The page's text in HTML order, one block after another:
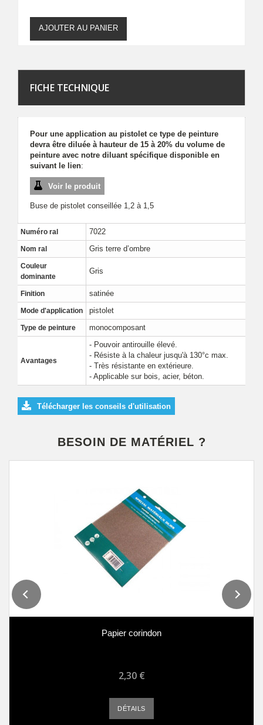
AJOUTER AU PANIER
FICHE TECHNIQUE
Pour une application au pistolet ce type de peinture
devra être diluée à hauteur de 15 à 20% du volume de
peinture avec notre diluant spécifique disponible en
suivant le lien:
Voir le produit
Buse de pistolet conseillée 1,2 à 1,5
Numéro ral 7022
Nom ral Gris terre d’ombre
Couleur
dominante
Gris
Finition satinée
Mode d'application pistolet
Type de peinture monocomposant
Avantages
- Pouvoir antirouille élevé.
- Résiste à la chaleur jusqu'à 130°c max.
- Très résistante en extérieure.
- Applicable sur bois, acier, béton.
Télécharger les conseils d'utilisation
BESOIN DE MATÉRIEL ?
Papier corindon
2,30 €
DÉTAILS